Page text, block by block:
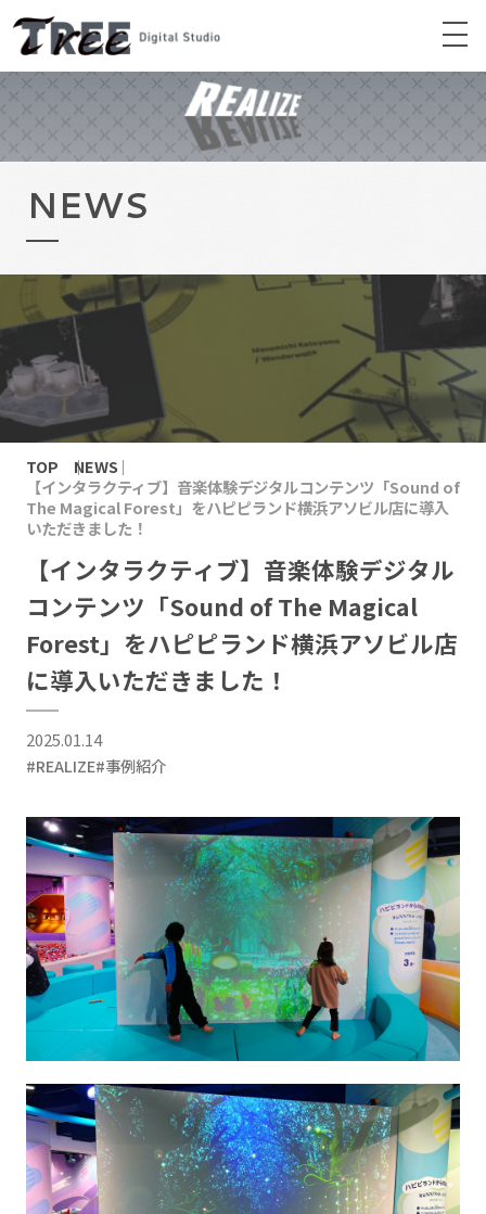
NEWS
TOP NEWS
【インタラクティブ】音楽体験デジタルコンテンツ「Sound of
The Magical Forest」をハピピランド横浜アソビル店に導入
いただきました！
【インタラクティブ】音楽体験デジタル
コンテンツ「Sound of The Magical
Forest」をハピピランド横浜アソビル店
に導入いただきました！
2025.01.14
#REALIZE#事例紹介